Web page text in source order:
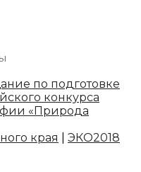
края
ЭКО2018